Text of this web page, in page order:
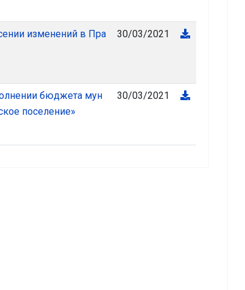
изменений в Пра
30/03/2021
бюджета мун
поселение»
30/03/2021